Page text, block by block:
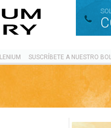
SUSCRÍBETE A NUESTRO